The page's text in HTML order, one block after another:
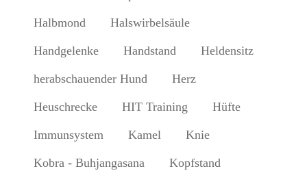
Halbmond Halswirbelsäule
Handgelenke Handstand Heldensitz
herabschauender Hund Herz
Heuschrecke HIT Training Hüfte
Immunsystem Kamel Knie
Kobra - Buhjangasana Kopfstand